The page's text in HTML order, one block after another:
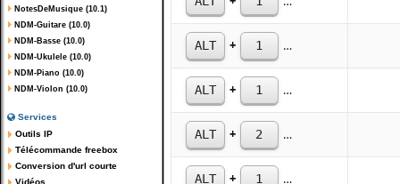
NotesDeMusique (10.1)
NDM-Guitare (10.0)
NDM-Basse (10.0)
NDM-Ukulele (10.0)
NDM-Piano (10.0)
NDM-Violon (10.0)
Services
Outils IP
Télécommande freebox
Conversion d'url courte
Vidéos
ALT + 1
ALT + 1
ALT + 2
ALT + 1